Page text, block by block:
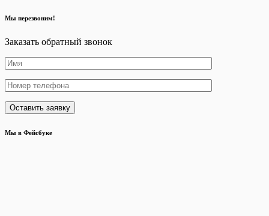
Мы перезвоним!
Заказать обратный звонок
Мы в Фейсбуке